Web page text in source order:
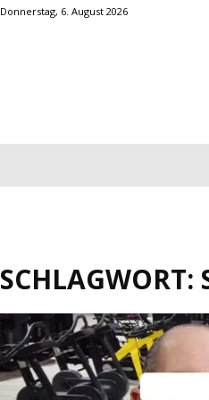
Donnerstag, 6. August 2026
SCHLAGWORT: